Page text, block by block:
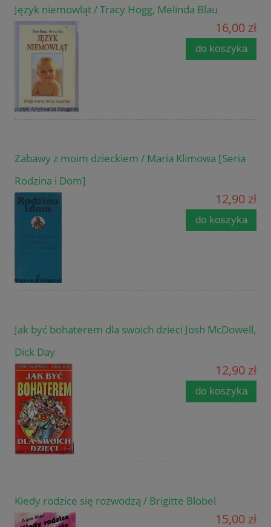
Język niemowląt / Tracy Hogg, Melinda Blau
16,00 zł
do koszyka
Zabawy z moim dzieckiem / Maria Klimowa [Seria
Rodzina i Dom]
12,90 zł
do koszyka
Jak być bohaterem dla swoich dzieci Josh McDowell,
Dick Day
12,90 zł
do koszyka
Kiedy rodzice się rozwodzą / Brigitte Blobel
15,00 zł